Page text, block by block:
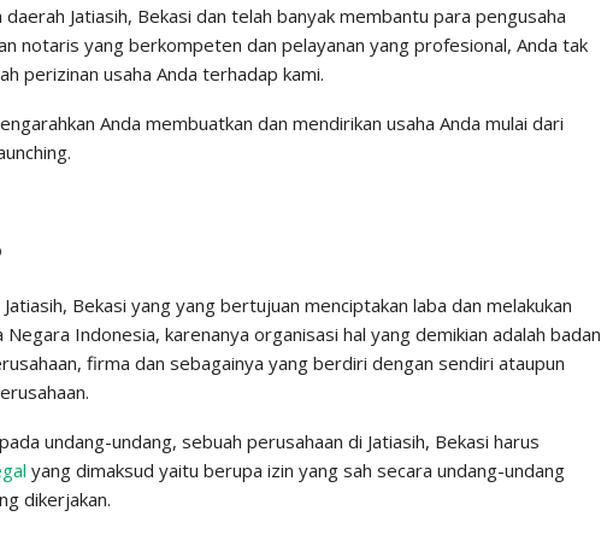
Jatiasih, Bekasi dan telah banyak membantu para pengusaha
notaris yang berkompeten dan pelayanan yang profesional, Anda tak
perizinan usaha Anda terhadap kami.
Anda membuatkan dan mendirikan usaha Anda mulai dari
Bekasi yang yang bertujuan menciptakan laba dan melakukan
Indonesia, karenanya organisasi hal yang demikian adalah badan
firma dan sebagainya yang berdiri dengan sendiri ataupun
undang-undang, sebuah perusahaan di Jatiasih, Bekasi harus
yang dimaksud yaitu berupa izin yang sah secara undang-undang
dikerjakan.